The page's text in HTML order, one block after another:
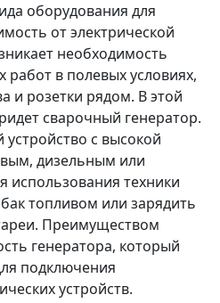
оборудования для
от электрической
необходимость
в полевых условиях,
и розетки рядом. В этой
сварочный генератор.
с высокой
дизельным или
использования техники
топливом или зарядить
Преимуществом
генератора, который
подключения
устройств.